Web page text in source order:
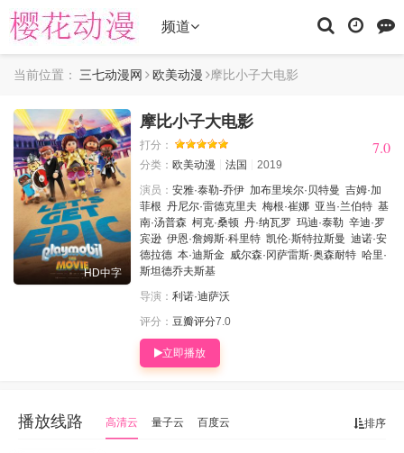
频道
当前位置： 三七动漫网 欧美动漫 摩比小子大电影
HD中字
摩比小子大电影
打分： 7.0
分类： 欧美动漫 法国
2019
演员： 安雅·泰勒-乔伊 加布里埃尔·贝特曼 吉姆·加
菲根 丹尼尔·雷德克里夫 梅根·崔娜 亚当·兰伯特 基
南·汤普森 柯克·桑顿 丹·纳瓦罗 玛迪·泰勒 辛迪·罗
宾逊 伊恩·詹姆斯·科里特 凯伦·斯特拉斯曼 迪诺·安
德拉德 本·迪斯金 威尔森·冈萨雷斯·奥森耐特 哈里·
斯坦德乔夫斯基
导演： 利诺·迪萨沃
评分： 豆瓣评分7.0
立即播放
排序
播放线路 高清云 量子云 百度云